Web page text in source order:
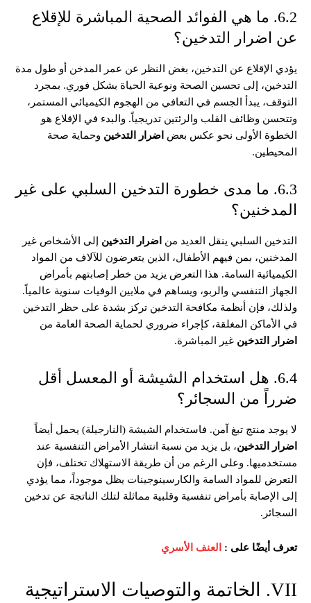
6.2. ما هي الفوائد الصحية المباشرة للإقلاع
عن اضرار التدخين؟
يؤدي الإقلاع عن التدخين، بغض النظر عن عمر المدخن أو طول مدة
التدخين، إلى تحسين الصحة ونوعية الحياة بشكل فوري. بمجرد
التوقف، يبدأ الجسم في التعافي من الهجوم الكيميائي المستمر،
وتتحسن وظائف القلب والرئتين تدريجياً. والبدء في الإقلاع هو
الخطوة الأولى نحو عكس بعض اضرار التدخين وحماية صحة
المحيطين.
6.3. ما مدى خطورة التدخين السلبي على غير
المدخنين؟
التدخين السلبي ينقل العديد من اضرار التدخين إلى الأشخاص غير
المدخنين، بمن فيهم الأطفال، الذين يتعرضون للآلاف من المواد
الكيميائية السامة. هذا التعرض يزيد من خطر إصابتهم بأمراض
الجهاز التنفسي والربو، ويساهم في ملايين الوفيات سنوية عالمياً.
ولذلك، فإن أنظمة مكافحة التدخين تركز بشدة على حظر التدخين
في الأماكن المغلقة، كإجراء ضروري لحماية الصحة العامة من
اضرار التدخين غير المباشرة.
6.4. هل استخدام الشيشة أو المعسل أقل
ضرراً من السجائر؟
لا يوجد منتج تبغ آمن. فاستخدام الشيشة (النارجيلة) يحمل أيضاً
اضرار التدخين، بل يزيد من نسبة انتشار الأمراض التنفسية عند
مستخدميها. وعلى الرغم من أن طريقة الاستهلاك تختلف، فإن
التعرض للمواد السامة والكارسينوجينات يظل موجوداً، مما يؤدي
إلى الإصابة بأمراض تنفسية وقلبية مماثلة لتلك الناتجة عن تدخين
السجائر.
تعرف أيضًا على : العنف الأسري
VII. الخاتمة والتوصيات الاستراتيجية